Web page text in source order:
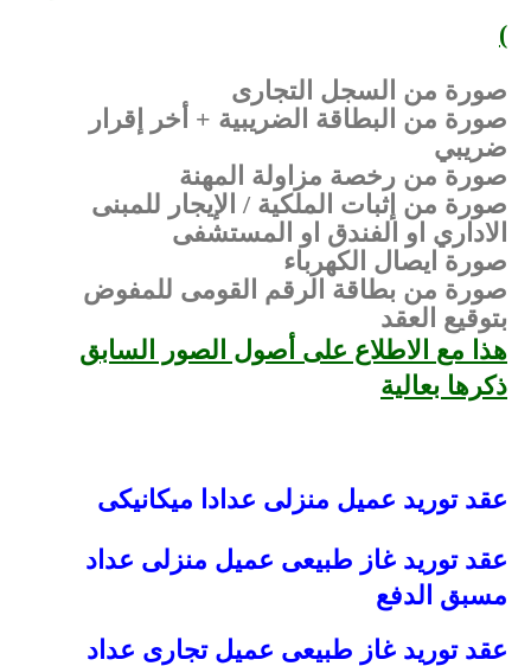
)
صورة من السجل التجارى
صورة من البطاقة الضريبية + أخر إقرار
ضريبي
صورة من رخصة مزاولة المهنة
صورة من إثبات الملكية / الإيجار للمبنى
الاداري او الفندق او المستشفى
صورة ايصال الكهرباء
صورة من بطاقة الرقم القومى للمفوض
بتوقيع العقد
هذا مع الاطلاع على أصول الصور السابق
ذكرها بعالية
عقد توريد عميل منزلى عدادا ميكانيكى
عقد توريد غاز طبيعى عميل منزلى عداد
مسبق الدفع
عقد توريد غاز طبيعى عميل تجارى عداد